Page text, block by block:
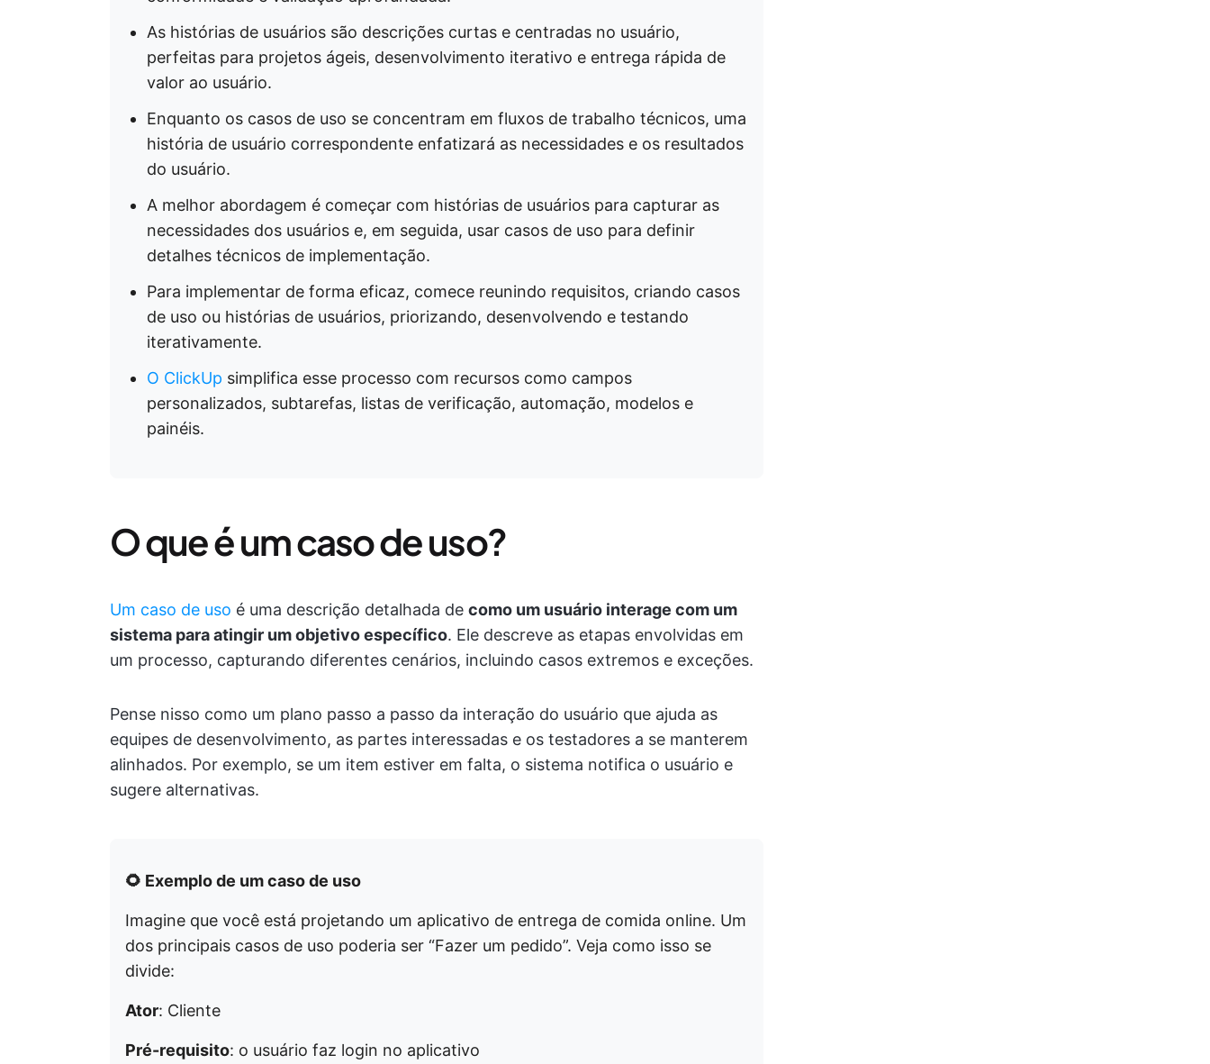
As histórias de usuários são descrições curtas e centradas no usuário,
perfeitas para projetos ágeis, desenvolvimento iterativo e entrega rápida de
valor ao usuário.
Enquanto os casos de uso se concentram em fluxos de trabalho técnicos, uma
história de usuário correspondente enfatizará as necessidades e os resultados
do usuário.
A melhor abordagem é começar com histórias de usuários para capturar as
necessidades dos usuários e, em seguida, usar casos de uso para definir
detalhes técnicos de implementação.
Para implementar de forma eficaz, comece reunindo requisitos, criando casos
de uso ou histórias de usuários, priorizando, desenvolvendo e testando
iterativamente.
O ClickUp simplifica esse processo com recursos como campos
personalizados, subtarefas, listas de verificação, automação, modelos e
painéis.
O que é um caso de uso?
Um caso de uso é uma descrição detalhada de como um usuário interage com um
sistema para atingir um objetivo específico. Ele descreve as etapas envolvidas em
um processo, capturando diferentes cenários, incluindo casos extremos e exceções.
Pense nisso como um plano passo a passo da interação do usuário que ajuda as
equipes de desenvolvimento, as partes interessadas e os testadores a se manterem
alinhados. Por exemplo, se um item estiver em falta, o sistema notifica o usuário e
sugere alternativas.
🌻 Exemplo de um caso de uso
Imagine que você está projetando um aplicativo de entrega de comida online. Um
dos principais casos de uso poderia ser “Fazer um pedido”. Veja como isso se
divide:
Ator: Cliente
Pré-requisito: o usuário faz login no aplicativo